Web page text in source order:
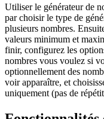
Utiliser le générateur de
par choisir le type de
plusieurs nombres.
valeurs minimum et
finir, configurez les
nombres vous voulez si
optionnellement des
voir apparaître, et
uniquement (pas de